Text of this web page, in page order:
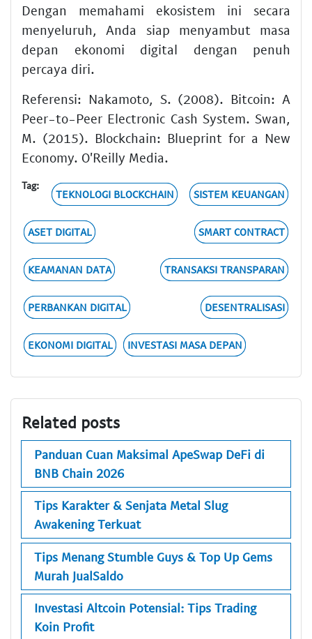
Dengan memahami ekosistem ini secara
menyeluruh, Anda siap menyambut masa
depan ekonomi digital dengan penuh
percaya diri.
Referensi: Nakamoto, S. (2008). Bitcoin: A
Peer-to-Peer Electronic Cash System. Swan,
M. (2015). Blockchain: Blueprint for a New
Economy. O'Reilly Media.
Tag:
TEKNOLOGI BLOCKCHAIN SISTEM KEUANGAN
ASET DIGITAL SMART CONTRACT
KEAMANAN DATA TRANSAKSI TRANSPARAN
PERBANKAN DIGITAL DESENTRALISASI
EKONOMI DIGITAL INVESTASI MASA DEPAN
Related posts
Panduan Cuan Maksimal ApeSwap DeFi di
BNB Chain 2026
Tips Karakter & Senjata Metal Slug
Awakening Terkuat
Tips Menang Stumble Guys & Top Up Gems
Murah JualSaldo
Investasi Altcoin Potensial: Tips Trading
Koin Profit